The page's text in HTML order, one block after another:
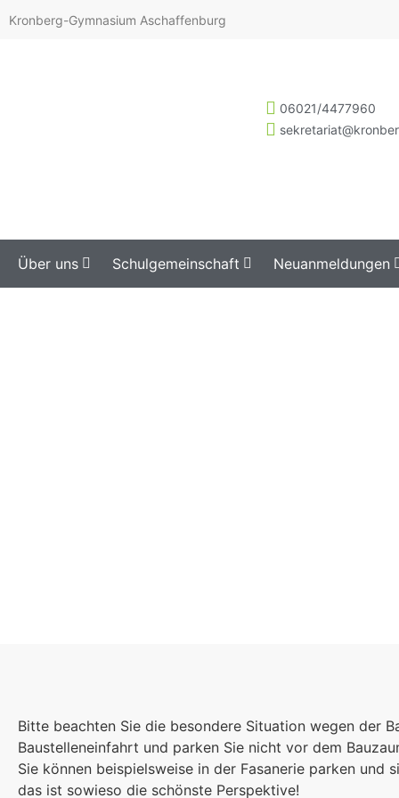
Kronberg-Gymnasium Aschaffenburg
06021/4477960
Über uns Schulgemeinschaft Neuanmeldungen
Es kommt auf jeden
Einzelnen an,
sind wir eine
Bitte beachten Sie die besondere Situation wegen der
Baustelleneinfahrt und parken Sie nicht vor dem
Sie können beispielsweise in der Fasanerie parken und
das ist sowieso die schönste Perspektive!